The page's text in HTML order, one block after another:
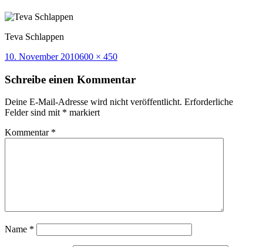
Teva Schlappen
Veröffentlicht
10. November 2010Volle
600 × 450
Schreibe einen Kommentar
Deine E-Mail-Adresse wird nicht veröffentlicht. Erforderliche
Felder sind mit * markiert
Kommentar *
Name *